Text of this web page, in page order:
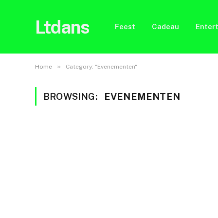
Ltdans Feest Cadeau
Home » Category: "Evenementen"
BROWSING: EVENEMENTEN